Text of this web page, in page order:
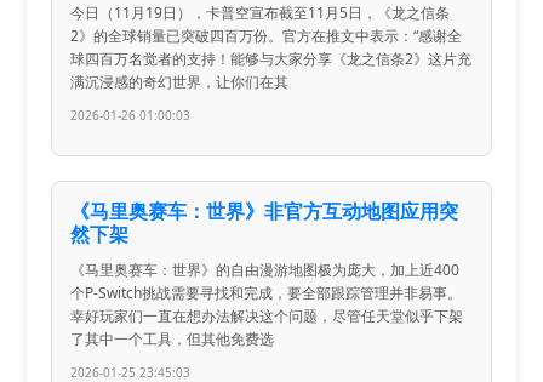
今日（11月19日），卡普空宣布截至11月5日，《龙之信条
2》的全球销量已突破四百万份。官方在推文中表示：“感谢全
球四百万名觉者的支持！能够与大家分享《龙之信条2》这片充
满沉浸感的奇幻世界，让你们在其
2026-01-26 01:00:03
《马里奥赛车：世界》非官方互动地图应用突
然下架
《马里奥赛车：世界》的自由漫游地图极为庞大，加上近400
个P-Switch挑战需要寻找和完成，要全部跟踪管理并非易事。
幸好玩家们一直在想办法解决这个问题，尽管任天堂似乎下架
了其中一个工具，但其他免费选
2026-01-25 23:45:03